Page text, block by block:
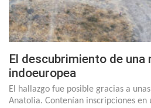
El descubrimiento de una
indoeuropea
El hallazgo fue posible gracias a
Anatolia. Contenían inscripciones en